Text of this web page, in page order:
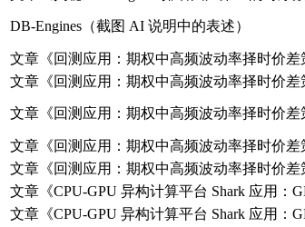
DB-Engines（截图 AI 说明中的表述）
文章《回测应用：期权中高频波动率择时价差
文章《回测应用：期权中高频波动率择时价差
文章《回测应用：期权中高频波动率择时价差
文章《回测应用：期权中高频波动率择时价差
文章《回测应用：期权中高频波动率择时价差
文章《CPU-GPU 异构计算平台 Shark 应用：
文章《CPU-GPU 异构计算平台 Shark 应用：